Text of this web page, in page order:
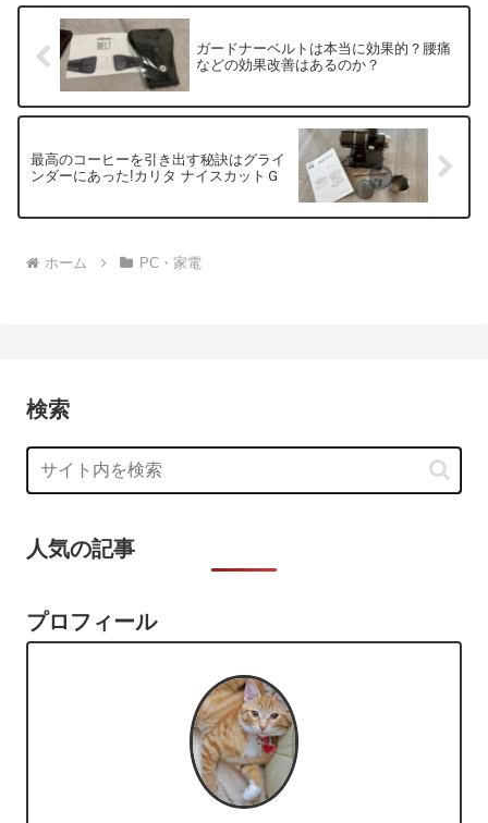
ガードナーベルトは本当に効果的？腰痛
などの効果改善はあるのか？
最高のコーヒーを引き出す秘訣はグライ
ンダーにあった!カリタ ナイスカットＧ
ホーム PC・家電
検索
人気の記事
プロフィール